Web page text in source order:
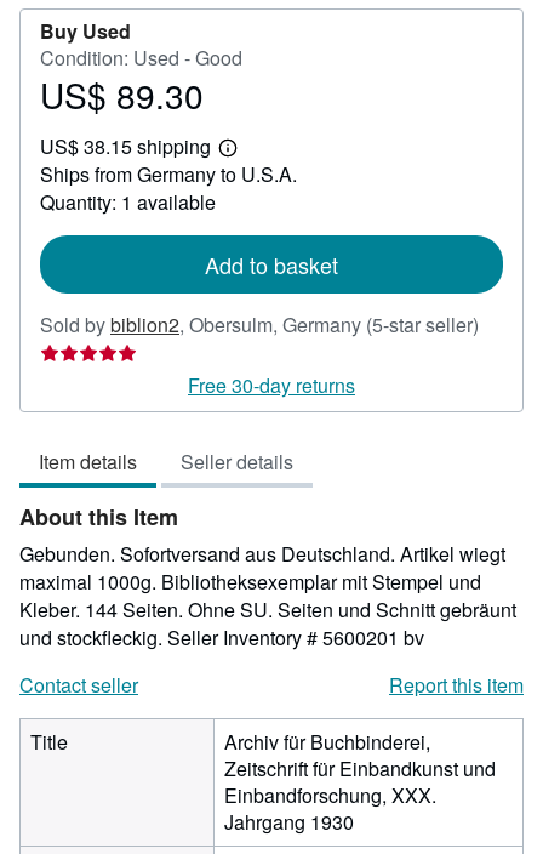
Buy Used
Condition: Used - Good
Price
89.30
US$ 89.30
US$ 38.15 shipping
Learn
more
Ships from Germany to U.S.A.
Quantity: 1 available
Add to basket
Sold bybiblion2, Obersulm, Germany (5-star seller)
out
Free 30-day returns
Item details Seller details
About this Item
Gebunden. Sofortversand aus Deutschland. Artikel wiegt
maximal 1000g. Bibliotheksexemplar mit Stempel und
Kleber. 144 Seiten. Ohne SU. Seiten und Schnitt gebräunt
und stockfleckig. Seller Inventory # 5600201 bv
Contact seller
Report this item
Title
Archiv für Buchbinderei,
Zeitschrift für Einbandkunst und
Einbandforschung, XXX.
Jahrgang 1930